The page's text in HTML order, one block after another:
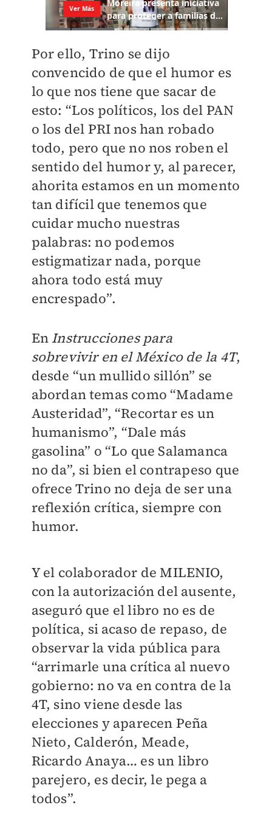
Por ello, Trino se dijo
convencido de que el humor es
lo que nos tiene que sacar de
esto: “Los políticos, los del PAN
o los del PRI nos han robado
todo, pero que no nos roben el
sentido del humor y, al parecer,
ahorita estamos en un momento
tan difícil que tenemos que
cuidar mucho nuestras
palabras: no podemos
estigmatizar nada, porque
ahora todo está muy
encrespado”.
EnInstrucciones para
sobrevivir en el México de la 4T,
desde “un mullido sillón” se
abordan temas como “Madame
Austeridad”, “Recortar es un
humanismo”, “Dale más
gasolina” o “Lo que Salamanca
no da”, si bien el contrapeso que
ofrece Trino no deja de ser una
reflexión crítica, siempre con
humor.
Y el colaborador de MILENIO,
con la autorización del ausente,
aseguró que el libro no es de
política, si acaso de repaso, de
observar la vida pública para
“arrimarle una crítica al nuevo
gobierno: no va en contra de la
4T, sino viene desde las
elecciones y aparecen Peña
Nieto, Calderón, Meade,
Ricardo Anaya… es un libro
parejero, es decir, le pega a
todos”.